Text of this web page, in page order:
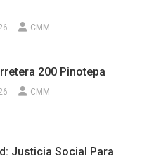
CMM
200 Pinotepa
CMM
Justicia Social Para